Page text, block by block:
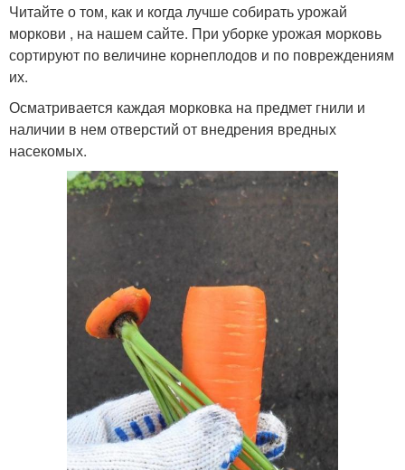
Читайте о том, как и когда лучше собирать урожай
моркови , на нашем сайте. При уборке урожая морковь
сортируют по величине корнеплодов и по повреждениям
их.
Осматривается каждая морковка на предмет гнили и
наличии в нем отверстий от внедрения вредных
насекомых.